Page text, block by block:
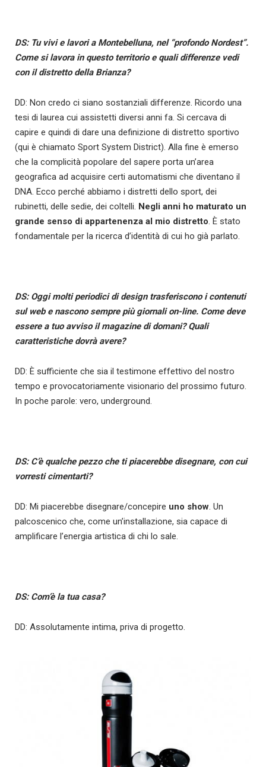
DS: Tu vivi e lavori a Montebelluna, nel “profondo Nordest”.
Come si lavora in questo territorio e quali differenze vedi
con il distretto della Brianza?
DD: Non credo ci siano sostanziali differenze. Ricordo una
tesi di laurea cui assistetti diversi anni fa. Si cercava di
capire e quindi di dare una definizione di distretto sportivo
(qui è chiamato Sport System District). Alla fine è emerso
che la complicità popolare del sapere porta un’area
geografica ad acquisire certi automatismi che diventano il
DNA. Ecco perché abbiamo i distretti dello sport, dei
rubinetti, delle sedie, dei coltelli. Negli anni ho maturato un
grande senso di appartenenza al mio distretto. È stato
fondamentale per la ricerca d’identità di cui ho già parlato.
DS: Oggi molti periodici di design trasferiscono i contenuti
sul web e nascono sempre più giornali on-line. Come deve
essere a tuo avviso il magazine di domani? Quali
caratteristiche dovrà avere?
DD: È sufficiente che sia il testimone effettivo del nostro
tempo e provocatoriamente visionario del prossimo futuro.
In poche parole: vero, underground.
DS: C’è qualche pezzo che ti piacerebbe disegnare, con cui
vorresti cimentarti?
DD: Mi piacerebbe disegnare/concepire uno show. Un
palcoscenico che, come un’installazione, sia capace di
amplificare l’energia artistica di chi lo sale.
DS: Com’è la tua casa?
DD: Assolutamente intima, priva di progetto.